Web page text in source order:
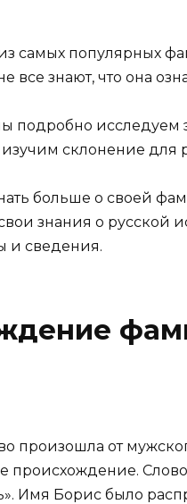
самых популярных
все знают, что она
подробно
изучим склонение для
больше о своей
знания о русской
и сведения.
произошла от
происхождение.
Имя Борис было